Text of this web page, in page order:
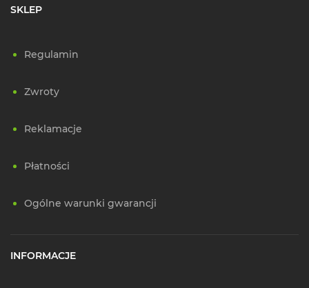
SKLEP
Regulamin
Zwroty
Reklamacje
Płatności
Ogólne warunki gwarancji
INFORMACJE